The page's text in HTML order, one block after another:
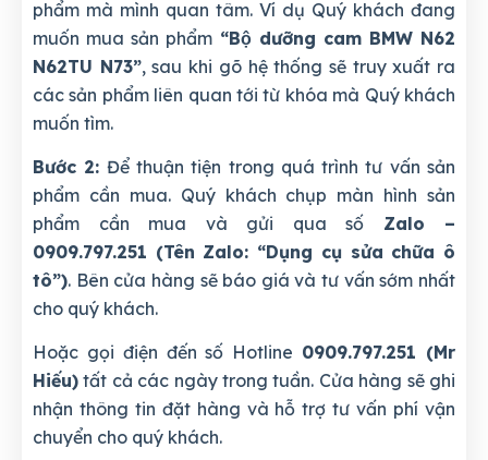
phẩm mà mình quan tâm. Ví dụ Quý khách đang
muốn mua sản phẩm “Bộ dưỡng cam BMW N62
N62TU N73”, sau khi gõ hệ thống sẽ truy xuất ra
các sản phẩm liên quan tới từ khóa mà Quý khách
muốn tìm.
Bước 2: Để thuận tiện trong quá trình tư vấn sản
phẩm cần mua. Quý khách chụp màn hình sản
phẩm cần mua và gửi qua số Zalo –
0909.797.251 (Tên Zalo: “Dụng cụ sửa chữa ô
tô”). Bên cửa hàng sẽ báo giá và tư vấn sớm nhất
cho quý khách.
Hoặc gọi điện đến số Hotline 0909.797.251 (Mr
Hiếu) tất cả các ngày trong tuần. Cửa hàng sẽ ghi
nhận thông tin đặt hàng và hỗ trợ tư vấn phí vận
chuyển cho quý khách.